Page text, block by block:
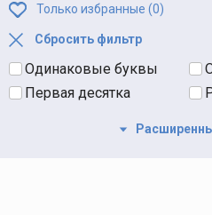
Только избранные (0)
Сбросить фильтр
Одинаковые буквы
Первая десятка